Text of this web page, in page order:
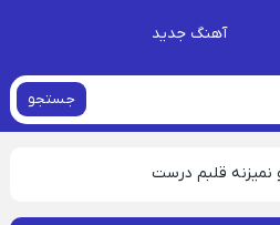
آهنگ جدید
جستجو
نمیزنه قلبم درست